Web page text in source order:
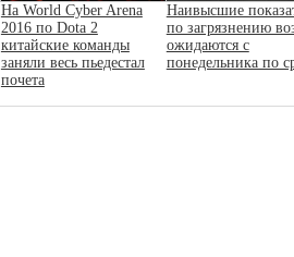
На World Cyber Arena
2016 по Dota 2
китайские команды
заняли весь пьедестал
почета
Наивысшие
по загрязнению
ожидаются с
понедельника по